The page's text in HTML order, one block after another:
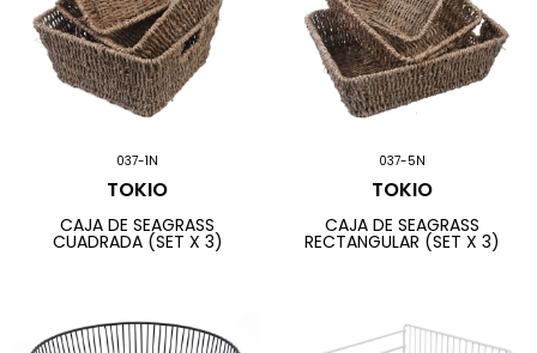
037-1N
TOKIO
CAJA DE SEAGRASS
CUADRADA (SET X 3)
037-5N
TOKIO
CAJA DE SEAGRASS
RECTANGULAR (SET X 3)